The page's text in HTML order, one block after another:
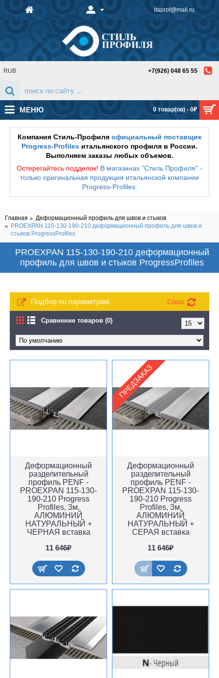
itaprof@mail.ru
0 товар(ов) - 0₽
RUB +7(926) 048 65 55
МЕНЮ
Компания Стиль-Профиля официальный поставщик
Progress-Profiles итальянского профиля в России.
Выполняем заказы любых объемов.
Остерегайтесь подделок! В магазинах "Стиль Профиля" -
только оригинальная продукция итальянской компании
Progress-Profiles.
Главная
Деформационный профиль для швов и стыков
PROEXPAN 115-130-190-210 деформационный профиль для швов и
стыков ProgressProfiles
PROEXPAN 115-130-190-210 деформационный
профиль для швов и стыков ProgressProfiles
Подбор по параметрам Сброс
Сравнение товаров (0)
Деформационный
разделительный
профиль PENF -
PROEXPAN 115-130-
190-210 Progress
Profiles, 3м.
АЛЮМИНИЙ
НАТУРАЛЬНЫЙ +
ЧЕРНАЯ вставка
11 646₽
ПРЕДЗАКАЗ
Деформационный
разделительный
профиль PENF -
PROEXPAN 115-130-
190-210 Progress
Profiles, 3м.
АЛЮМИНИЙ
НАТУРАЛЬНЫЙ +
СЕРАЯ вставка
11 646₽